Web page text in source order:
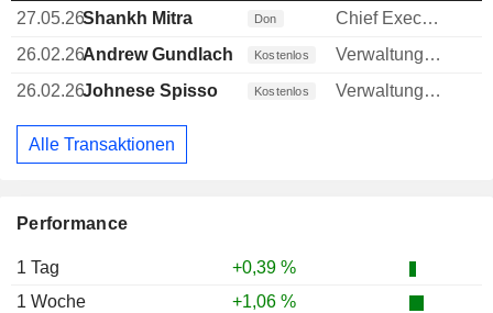
Performance
1 Tag
+0,39 %
1 Woche
+1,06 %
27.05.26Shankh Mitra Don
Chief Executive Officer (CEO)
26.02.26Andrew Gundlach Kostenlos Verwaltungsratsmitglied
26.02.26Johnese Spisso Kostenlos Verwaltungsratsmitglied
Alle Transaktionen